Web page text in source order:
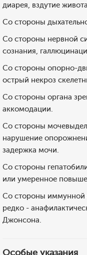
диарея, вздутие
Со стороны
Со стороны нервной
сознания,
Со стороны опорно-
острый некроз
Со стороны органа
аккомодации.
Со стороны
нарушение
задержка мочи.
Со стороны
или умеренное
Со стороны иммунной
редко -
Джонсона.
Особые указания